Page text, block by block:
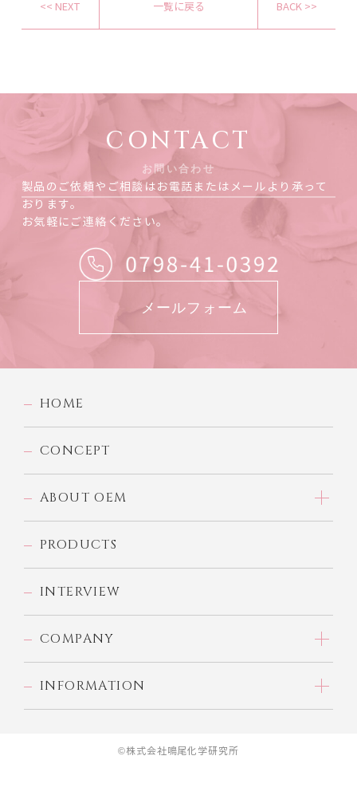
<< NEXT 一覧に戻る BACK >>
CONTACT
お問い合わせ
製品のご依頼やご相談はお電話またはメールより承って
おります。
お気軽にご連絡ください。
メールフォーム
HOME
CONCEPT
ABOUT OEM
PRODUCTS
INTERVIEW
COMPANY
INFORMATION
©株式会社鳴尾化学研究所